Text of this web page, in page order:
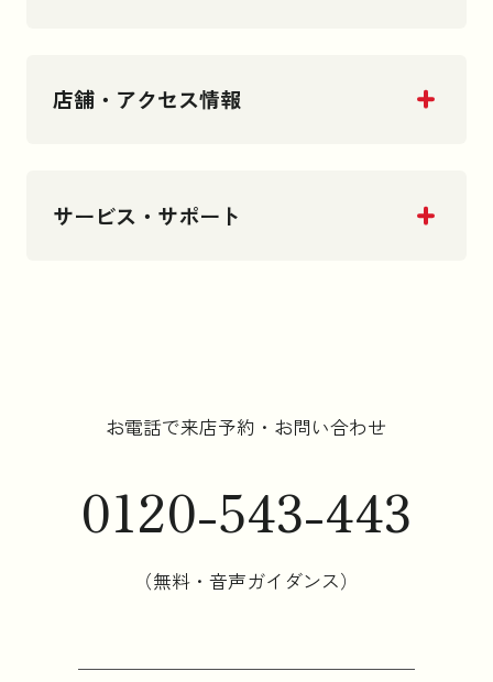
店舗・アクセス情報
サービス・サポート
お電話で来店予約・お問い合わせ
0120-543-443
（無料・音声ガイダンス）